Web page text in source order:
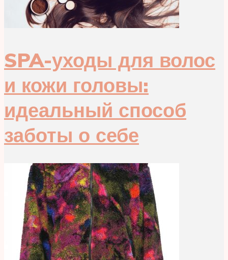
SPA-уходы для волос
и кожи головы:
идеальный способ
заботы о себе